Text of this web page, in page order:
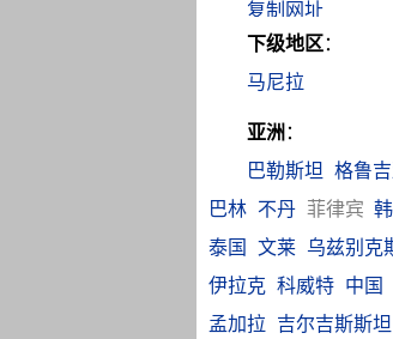
下级地区 ：
马尼拉
亚洲 ：
巴勒斯坦 格鲁
巴林 不丹 菲律宾
泰国
文莱 乌兹别克
伊拉克 科威特 中国
孟加拉
吉尔吉斯斯坦